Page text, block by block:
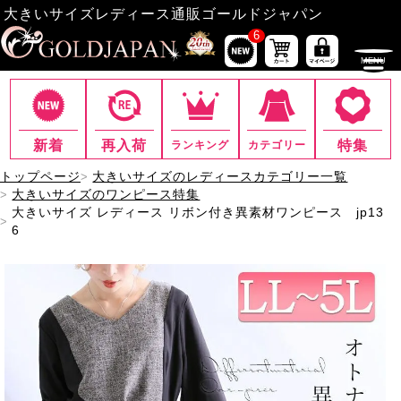
大きいサイズレディース通販ゴールドジャパン
6
新着 再入荷 ランキング カテゴリー 特集
トップページ
大きいサイズのレディースカテゴリー一覧
大きいサイズのワンピース特集
大きいサイズ レディース リボン付き異素材ワンピース jp13
6